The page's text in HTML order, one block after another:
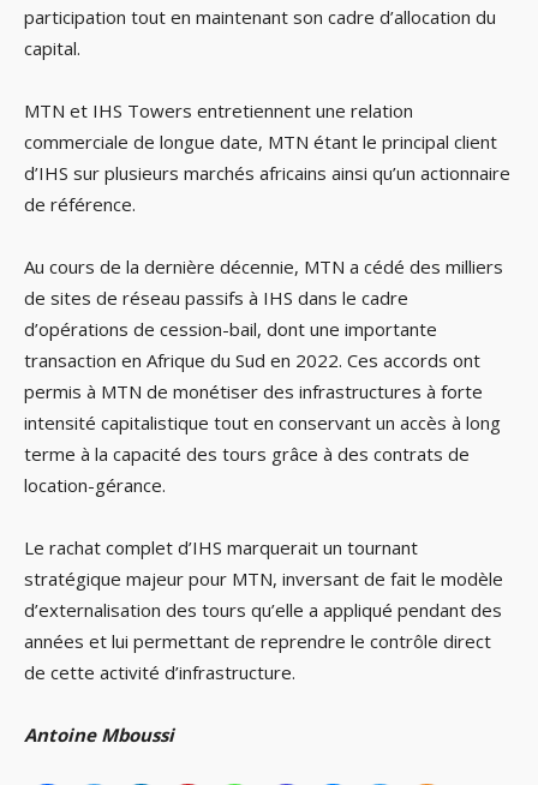
participation tout en maintenant son cadre d’allocation du
capital.
MTN et IHS Towers entretiennent une relation
commerciale de longue date, MTN étant le principal client
d’IHS sur plusieurs marchés africains ainsi qu’un actionnaire
de référence.
Au cours de la dernière décennie, MTN a cédé des milliers
de sites de réseau passifs à IHS dans le cadre
d’opérations de cession-bail, dont une importante
transaction en Afrique du Sud en 2022. Ces accords ont
permis à MTN de monétiser des infrastructures à forte
intensité capitalistique tout en conservant un accès à long
terme à la capacité des tours grâce à des contrats de
location-gérance.
Le rachat complet d’IHS marquerait un tournant
stratégique majeur pour MTN, inversant de fait le modèle
d’externalisation des tours qu’elle a appliqué pendant des
années et lui permettant de reprendre le contrôle direct
de cette activité d’infrastructure.
Antoine Mboussi